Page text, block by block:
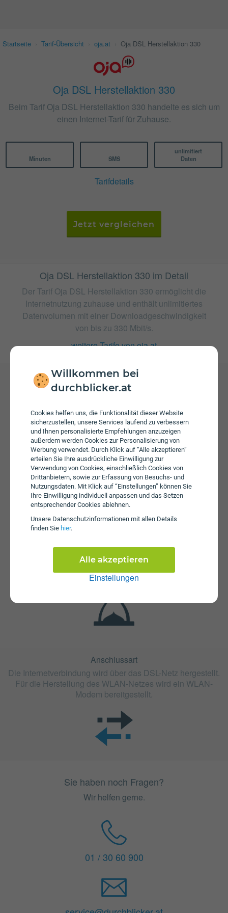
Willkommen bei
durchblicker.at
Cookies helfen uns, die Funktionalität dieser Website
sicherzustellen, unsere Services laufend zu verbessern
und Ihnen personalisierte Empfehlungen anzuzeigen
außerdem werden Cookies zur Personalisierung von
Werbung verwendet. Durch Klick auf “Alle akzeptieren”
erteilen Sie Ihre ausdrückliche Einwilligung zur
Verwendung von Cookies, einschließlich Cookies von
Drittanbietern, sowie zur Erfassung von Besuchs- und
Nutzungsdaten. Mit Klick auf “Einstellungen” können Sie
Ihre Einwilligung individuell anpassen und das Setzen
entsprechender Cookies ablehnen.
Unsere Daten­schutz­informationen mit allen Details
finden Sie hier.
Einstellungen
Alle akzeptieren
Startseite Tarif-Übersicht oja.at Oja DSL Herstellaktion 330
Oja DSL Herstellaktion 330
Beim Tarif Oja DSL Herstellaktion 330 handelte es sich um
einen Internet-Tarif für Zuhause.
Minuten SMS
unlimitiert
Daten
Tarifdetails
Jetzt vergleichen
Oja DSL Herstellaktion 330 im Detail
Der Tarif Oja DSL Herstellaktion 330 ermöglicht die
Internetnutzung zuhause und enthält unlimitiertes
Datenvolumen mit einer Downloadgeschwindigkeit
von bis zu 330 Mbit/s.
weitere Tarife von oja.at
Beim Tarif Oja DSL Herstellaktion 330 fallen monatliche
Gebühren von € 50,00 an. Weiters fallen einmalige
Gebühren von bis zu € 60,00 an.
Fristen
Der Tarif Oja DSL Herstellaktion 330 ist ohne
Kündigungsfrist beträgt 1 Monat.
Anschlussart
Die Internetverbindung wird über das DSL-Netz hergestellt.
Für die Herstellung des WLAN-Netzes wird ein WLAN-
Modem bereitgestellt.
Sie haben noch Fragen?
Wir helfen gerne.
01 / 30 60 900